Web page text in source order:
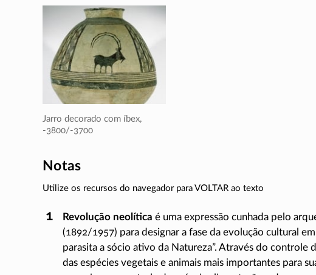
Jarro decorado com íbex,
-3800/-3700
Notas
Utilize os recursos do navegador para VOLTAR ao texto
Revolução neolítica é uma expressão cunhada pelo
(1892/1957) para designar a fase da evolução cultural
parasita a sócio ativo da Natureza”. Através do
das espécies vegetais e animais mais importantes para